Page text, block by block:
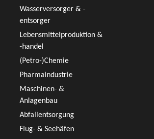
Wasserversorger & -
entsorger
Lebensmittelproduktion &
-handel
(Petro-)Chemie
Pharmaindustrie
Maschinen- &
Anlagenbau
Abfallentsorgung
Flug- & Seehäfen